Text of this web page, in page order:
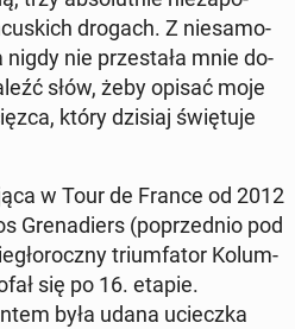
drogach. Z nie­sa­mo­
nie prze­sta­ła mnie do­
słów, żeby opisać moje
który dzisiaj świę­tu­je
w Tour de France od 2012
Gre­na­diers (po­przed­nio pod
trium­fa­tor Ko­lum­
się po 16. etapie.
była udana uciecz­ka